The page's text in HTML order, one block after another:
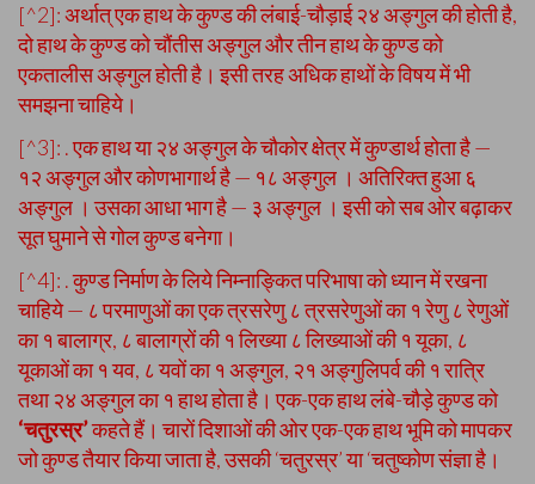
[^2]: अर्थात् एक हाथ के कुण्ड की लंबाई-चौड़ाई २४ अङ्गुल की होती है,
दो हाथ के कुण्ड को चौंतीस अङ्गुल और तीन हाथ के कुण्ड को
एकतालीस अङ्गुल होती है। इसी तरह अधिक हाथों के विषय में भी
समझना चाहिये।
[^3]: . एक हाथ या २४ अङ्गुल के चौकोर क्षेत्र में कुण्डार्थ होता है —
१२ अङ्गुल और कोणभागार्थ है — १८ अङ्गुल । अतिरिक्त हुआ ६
अङ्गुल । उसका आधा भाग है — ३ अङ्गुल । इसी को सब ओर बढ़ाकर
सूत घुमाने से गोल कुण्ड बनेगा।
[^4]: . कुण्ड निर्माण के लिये निम्नाङ्कित परिभाषा को ध्यान में रखना
चाहिये — ८ परमाणुओं का एक त्रसरेणु ८ त्रसरेणुओं का १ रेणु ८ रेणुओं
का १ बालाग्र, ८ बालाग्रों की १ लिख्या ८ लिख्याओं की १ यूका, ८
यूकाओं का १ यव, ८ यवों का १ अङ्गुल, २१ अङ्गुलिपर्व की १ रात्रि
तथा २४ अङ्गुल का १ हाथ होता है। एक-एक हाथ लंबे-चौड़े कुण्ड को
‘चतुरस्र’कहते हैं। चारों दिशाओं की ओर एक-एक हाथ भूमि को मापकर
जो कुण्ड तैयार किया जाता है, उसकी ‘चतुरस्र’ या ‘चतुष्कोण संज्ञा है।